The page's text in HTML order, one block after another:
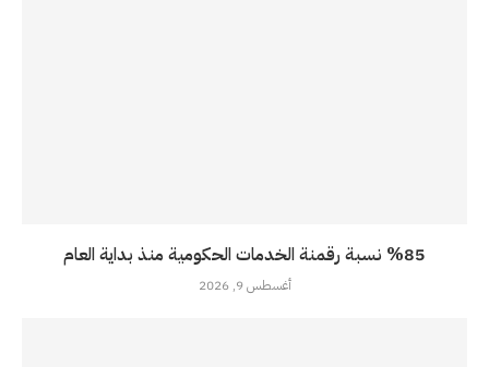
%85 نسبة رقمنة الخدمات الحكومية منذ بداية العام
أغسطس 9, 2026